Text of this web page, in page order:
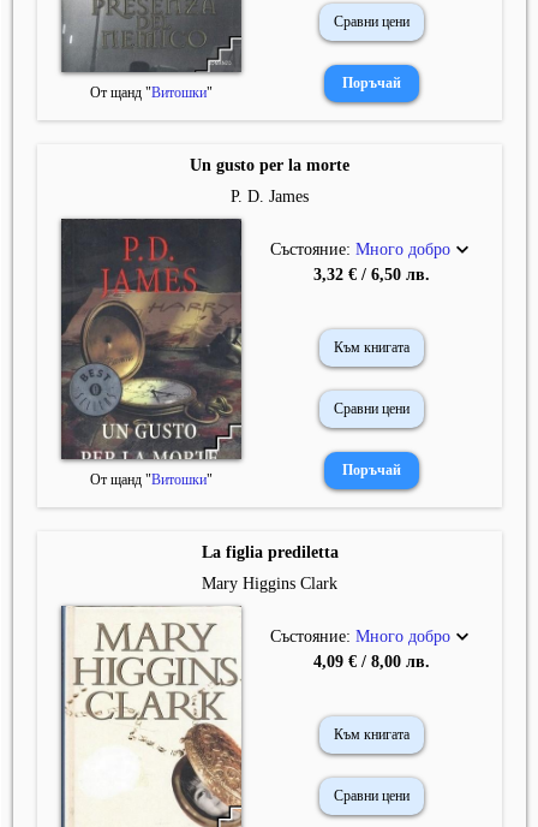
От щанд "Витошки"
Сравни цени
Un gusto per la morte
P. D. James
От щанд "Витошки"
Състояние: Много добро
3,32 € / 6,50 лв.
Към книгата
Сравни цени
La figlia prediletta
Mary Higgins Clark
Състояние: Много добро
4,09 € / 8,00 лв.
Към книгата
Сравни цени